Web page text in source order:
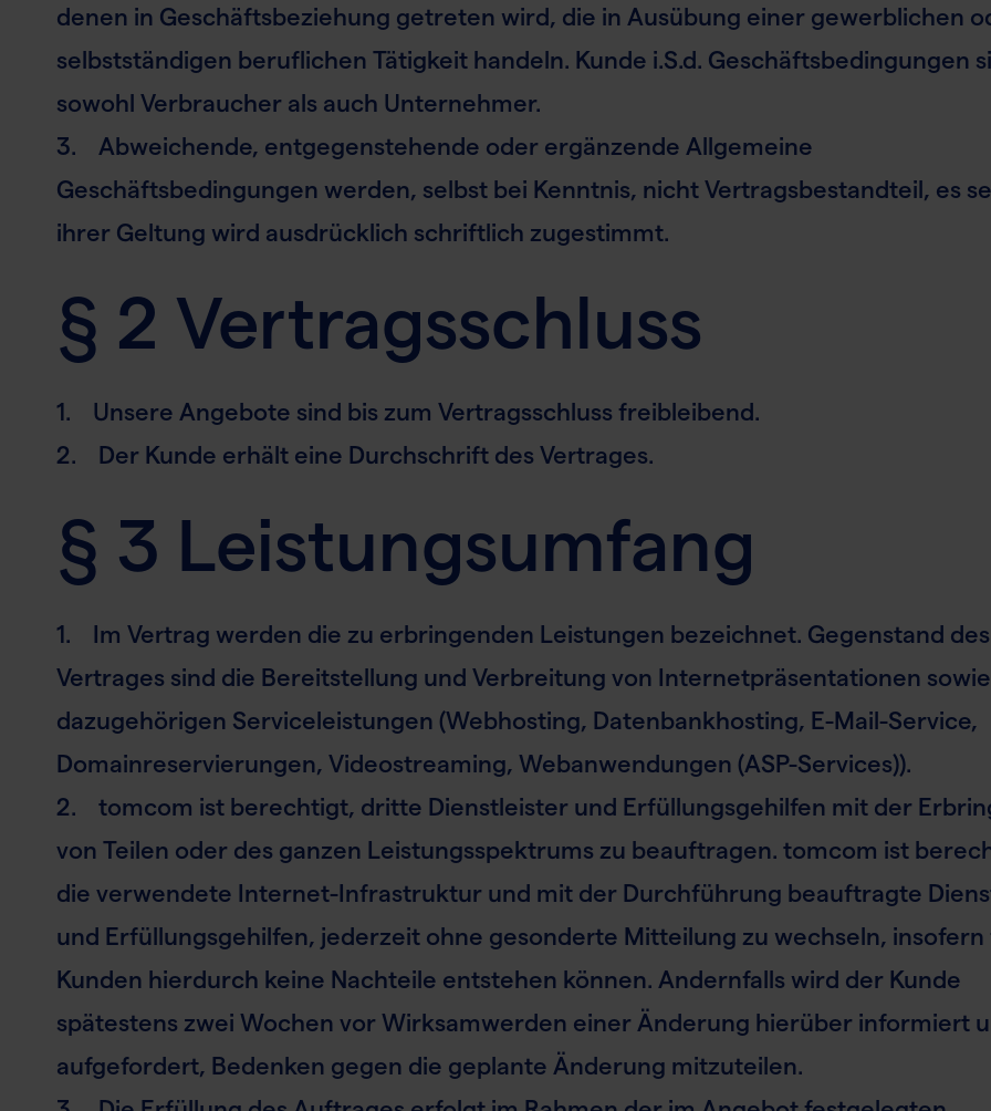
denen in Geschäftsbeziehung getreten wird, die in Ausübung einer gewerblichen
selbstständigen beruflichen Tätigkeit handeln. Kunde i.S.d. Geschäftsbedingungen
sowohl Verbraucher als auch Unternehmer.
3. Abweichende, entgegenstehende oder ergänzende Allgemeine
Geschäftsbedingungen werden, selbst bei Kenntnis, nicht Vertragsbestandteil, es
ihrer Geltung wird ausdrücklich schriftlich zugestimmt.
§ 2 Vertragsschluss
1. Unsere Angebote sind bis zum Vertragsschluss freibleibend.
2. Der Kunde erhält eine Durchschrift des Vertrages.
§ 3 Leistungsumfang
1. Im Vertrag werden die zu erbringenden Leistungen bezeichnet. Gegenstand des
Vertrages sind die Bereitstellung und Verbreitung von Internetpräsentationen
dazugehörigen Serviceleistungen (Webhosting, Datenbankhosting, E-Mail-Service,
Domainreservierungen, Videostreaming, Webanwendungen (ASP-Services)).
2. tomcom ist berechtigt, dritte Dienstleister und Erfüllungsgehilfen mit der
von Teilen oder des ganzen Leistungsspektrums zu beauftragen. tomcom ist
die verwendete Internet-Infrastruktur und mit der Durchführung beauftragte
und Erfüllungsgehilfen, jederzeit ohne gesonderte Mitteilung zu wechseln,
Kunden hierdurch keine Nachteile entstehen können. Andernfalls wird der Kunde
spätestens zwei Wochen vor Wirksamwerden einer Änderung hierüber informiert
aufgefordert, Bedenken gegen die geplante Änderung mitzuteilen.